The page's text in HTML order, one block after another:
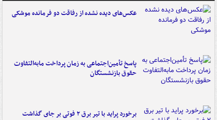
عکس‌های دیده نشده از رفاقت دو فرمانده‌ موشکی
پاسخ تأمین‌اجتماعی به زمان پرداخت مابه‌التفاوت
حقوق بازنشستگان
برخورد پراید با تیر برق ۲ فوتی بر جای گذاشت